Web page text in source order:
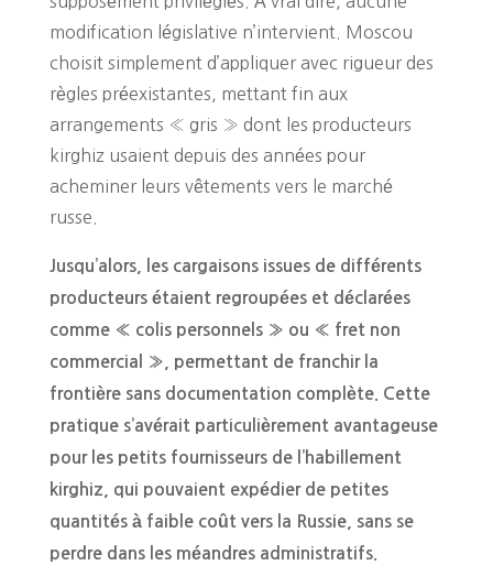
modification législative n’intervient. Moscou
choisit simplement d’appliquer avec rigueur des
règles préexistantes, mettant fin aux
arrangements « gris » dont les producteurs
kirghiz usaient depuis des années pour
acheminer leurs vêtements vers le marché
russe.
Jusqu’alors, les cargaisons issues de différents
producteurs étaient regroupées et déclarées
comme « colis personnels » ou « fret non
commercial », permettant de franchir la
frontière sans documentation complète. Cette
pratique s’avérait particulièrement avantageuse
pour les petits fournisseurs de l’habillement
kirghiz, qui pouvaient expédier de petites
quantités à faible coût vers la Russie, sans se
perdre dans les méandres administratifs.